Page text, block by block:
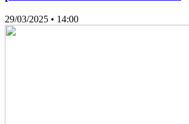
29/03/2025 • 14:00